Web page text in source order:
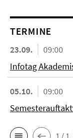
TERMINE
23.09.
09:00
Infotag
05.10.
09:00
1 / 1